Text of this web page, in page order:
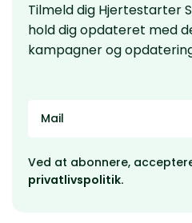
Tilmeld dig Hjertestarter
hold dig opdateret med
kampagner og
Ved at abonnere,
privatlivspolitik.